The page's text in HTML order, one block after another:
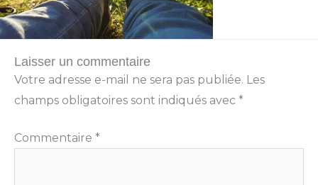
Laisser un commentaire
Votre adresse e-mail ne sera pas publiée. Les
champs obligatoires sont indiqués avec *
Commentaire *